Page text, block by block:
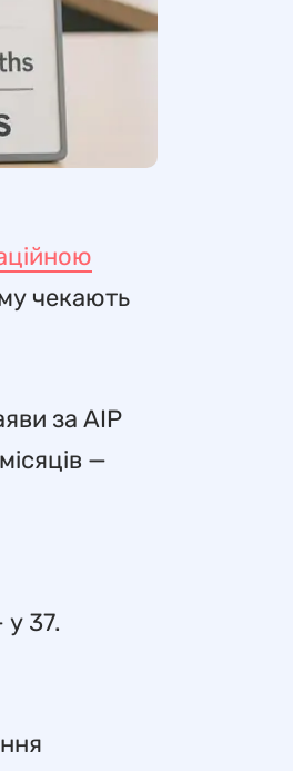
чекають
за AIP
—
у 37.